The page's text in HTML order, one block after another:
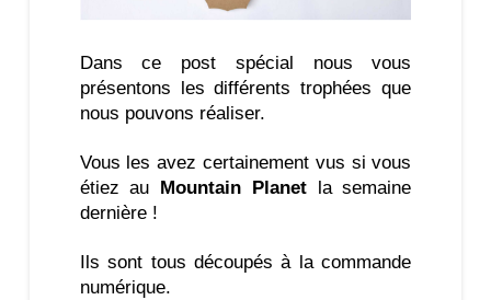
Dans ce post spécial nous vous
présentons les différents trophées que
nous pouvons réaliser.
Vous les avez certainement vus si vous
étiez au Mountain Planetla semaine
dernière !
Ils sont tous découpés à la commande
numérique.